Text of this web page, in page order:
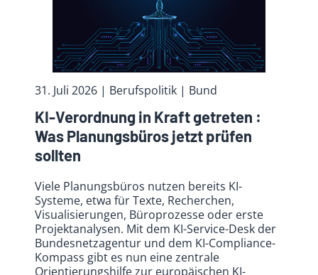
31. Juli 2026 | Berufspolitik | Bund
KI-Verordnung in Kraft getreten :
Was Planungsbüros jetzt prüfen
sollten
Viele Planungsbüros nutzen bereits KI-
Systeme, etwa für Texte, Recherchen,
Visualisierungen, Büroprozesse oder erste
Projektanalysen. Mit dem KI-Service-Desk der
Bundesnetzagentur und dem KI-Compliance-
Kompass gibt es nun eine zentrale
Orientierungshilfe zur europäischen KI-